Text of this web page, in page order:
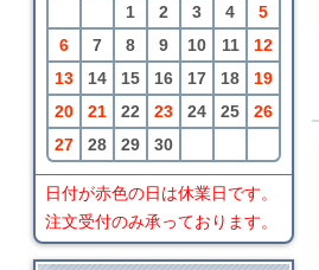
1
2 3 4
5
6
7 8 9 10 11
12
13
14 15 16 17 18
19
20
21 22 23 24 25
26
27
28 29 30
日付が赤色の日は休業日です。
注文受付のみ承っております。